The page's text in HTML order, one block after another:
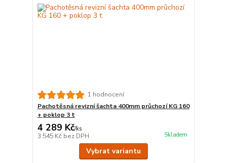
1 hodnocení
Pachotěsná revizní šachta 400mm průchozí KG 160
+ poklop 3 t
4 289 Kč/ks
3 545 Kč bez DPH Skladem
Vybrat variantu